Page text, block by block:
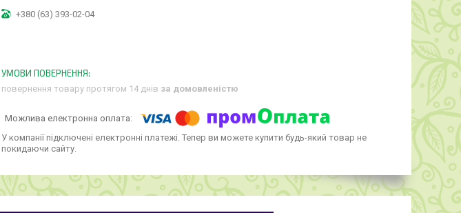
+380 (63) 393-02-04
повернення товару протягом 14 днів за домовленістю
У компанії підключені електронні платежі. Тепер ви можете купити будь-який товар не
покидаючи сайту.